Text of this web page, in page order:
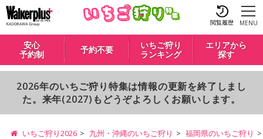
閲覧履歴 MENU
安心
予約制
予約不要
いちご狩り
ランキング
エリアから
探す
2026年のいちご狩り特集は情報の更新を終了しまし
た。来年(2027)もどうぞよろしくお願いします。
いちご狩り2026 九州・沖縄のいちご狩り 福岡県のいちご狩り